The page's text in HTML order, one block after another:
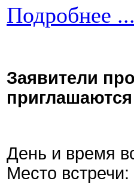
Подробнее ...
Заявители
День и время
Место